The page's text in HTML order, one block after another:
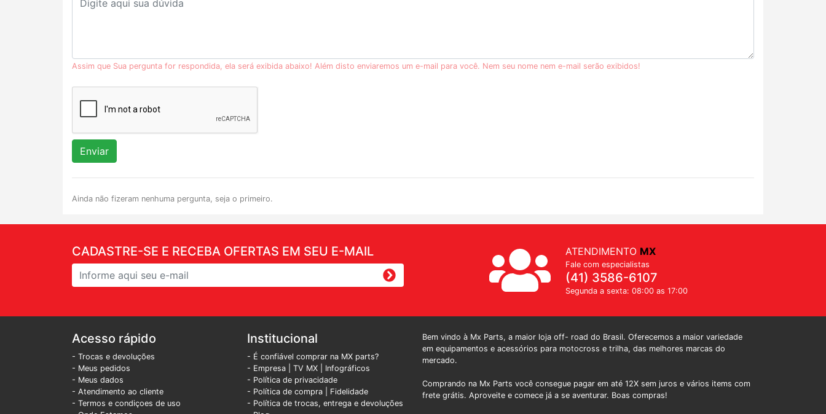
Assim que Sua pergunta for respondida, ela será exibida abaixo! Além disto enviaremos um e-mail para você. Nem seu nome nem e-mail serão exibidos!
Enviar
Ainda não fizeram nenhuma pergunta, seja o primeiro.
CADASTRE-SE E RECEBA OFERTAS EM SEU E-MAIL ATENDIMENTO MX
Fale com especialistas
(41) 3586-6107
Segunda a sexta: 08:00 as 17:00
Acesso rápido
- Trocas e devoluções
- Meus pedidos
- Meus dados
- Atendimento ao cliente
- Termos e condiçoes de uso
Institucional
- É confiável comprar na MX parts?
- Empresa
TV MX
Infográficos
- Política de privacidade
- Política de compra | Fidelidade
- Política de trocas, entrega e devoluções
Bem vindo à Mx Parts, a maior loja off- road do Brasil. Oferecemos a maior variedade
em equipamentos e acessórios para motocross e trilha, das melhores marcas do
mercado.
Comprando na Mx Parts você consegue pagar em até 12X sem juros e vários items com
frete grátis. Aproveite e comece já a se aventurar. Boas compras!